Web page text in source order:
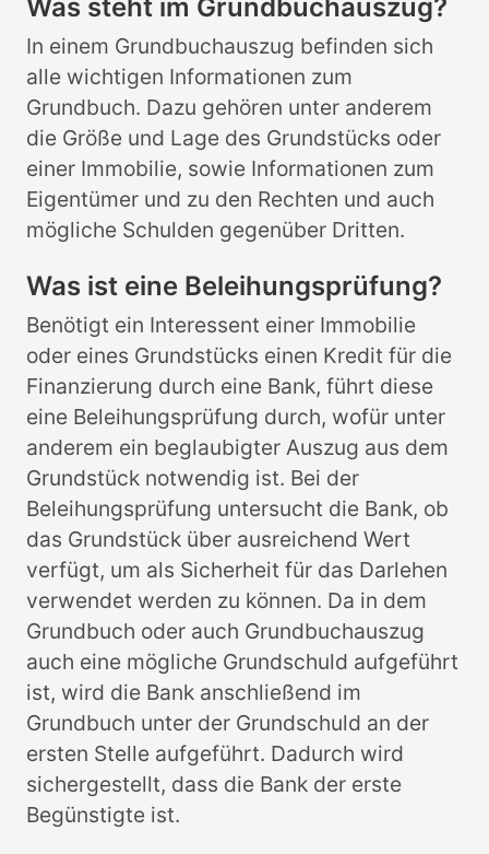
Was steht im Grundbuchauszug?
In einem Grundbuchauszug befinden sich
alle wichtigen Informationen zum
Grundbuch. Dazu gehören unter anderem
die Größe und Lage des Grundstücks oder
einer Immobilie, sowie Informationen zum
Eigentümer und zu den Rechten und auch
mögliche Schulden gegenüber Dritten.
Was ist eine Beleihungsprüfung?
Benötigt ein Interessent einer Immobilie
oder eines Grundstücks einen Kredit für die
Finanzierung durch eine Bank, führt diese
eine Beleihungsprüfung durch, wofür unter
anderem ein beglaubigter Auszug aus dem
Grundstück notwendig ist. Bei der
Beleihungsprüfung untersucht die Bank, ob
das Grundstück über ausreichend Wert
verfügt, um als Sicherheit für das Darlehen
verwendet werden zu können. Da in dem
Grundbuch oder auch Grundbuchauszug
auch eine mögliche Grundschuld aufgeführt
ist, wird die Bank anschließend im
Grundbuch unter der Grundschuld an der
ersten Stelle aufgeführt. Dadurch wird
sichergestellt, dass die Bank der erste
Begünstigte ist.